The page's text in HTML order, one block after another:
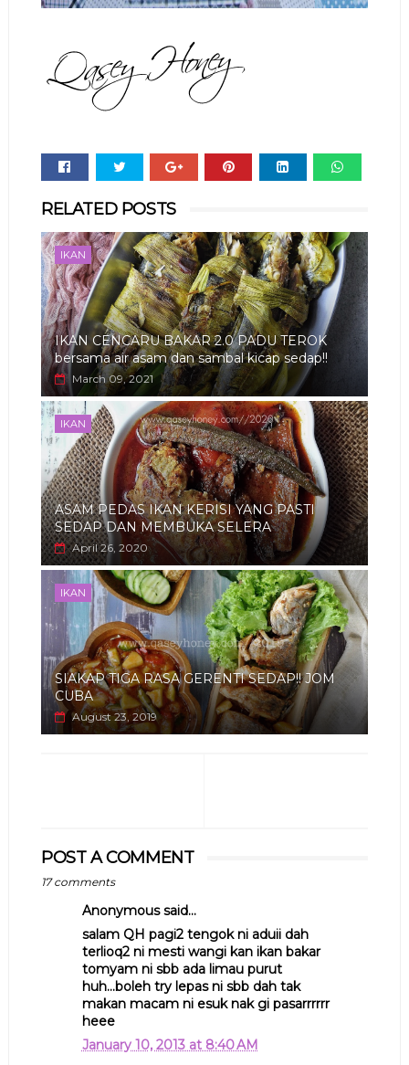
RELATED POSTS
IKAN
IKAN CENCARU BAKAR 2.0 PADU TEROK
bersama air asam dan sambal kicap sedap!!
March 09, 2021
IKAN
ASAM PEDAS IKAN KERISI YANG PASTI
SEDAP DAN MEMBUKA SELERA
April 26, 2020
IKAN
SIAKAP TIGA RASA GERENTI SEDAP!! JOM
CUBA
August 23, 2019
POST A COMMENT
17 comments
Anonymous said...
salam QH pagi2 tengok ni aduii dah
terlioq2 ni mesti wangi kan ikan bakar
tomyam ni sbb ada limau purut
huh...boleh try lepas ni sbb dah tak
makan macam ni esuk nak gi pasarrrrrr
heee
January 10, 2013 at 8:40 AM